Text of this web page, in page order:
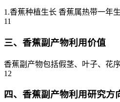
1.香蕉种植生长 香蕉属热带一年
11
三、香蕉副产物利用价值
香蕉副产物包括假茎、叶子、花
12
四、香蕉副产物利用研究方